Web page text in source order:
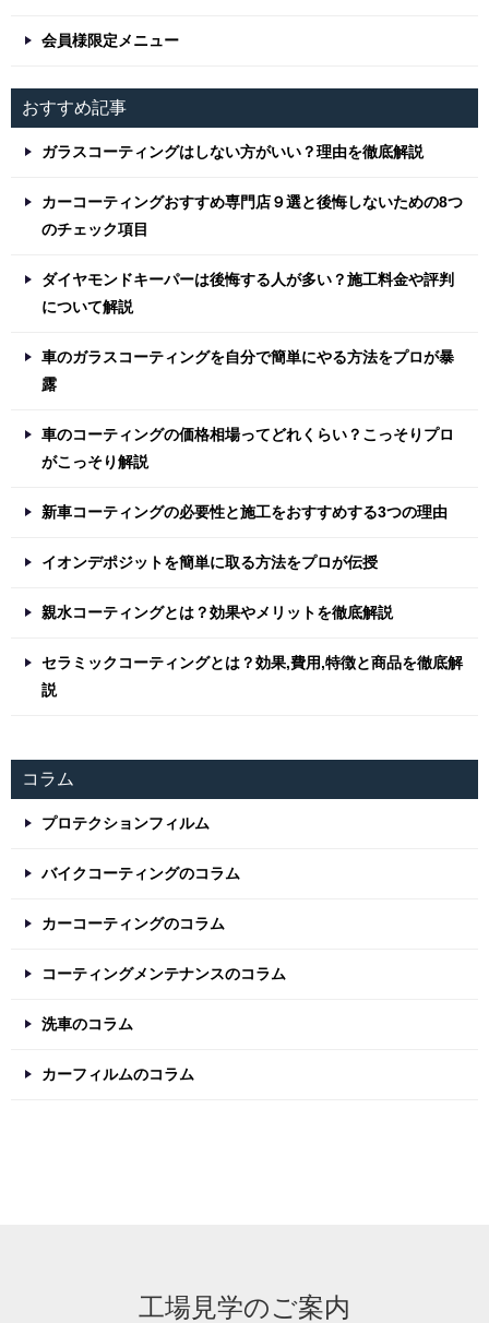
会員様限定メニュー
おすすめ記事
ガラスコーティングはしない方がいい？理由を徹底解説
カーコーティングおすすめ専門店９選と後悔しないための8つ
のチェック項目
ダイヤモンドキーパーは後悔する人が多い？施工料金や評判
について解説
車のガラスコーティングを自分で簡単にやる方法をプロが暴
露
車のコーティングの価格相場ってどれくらい？こっそりプロ
がこっそり解説
新車コーティングの必要性と施工をおすすめする3つの理由
イオンデポジットを簡単に取る方法をプロが伝授
親水コーティングとは？効果やメリットを徹底解説
セラミックコーティングとは？効果,費用,特徴と商品を徹底解
説
コラム
プロテクションフィルム
バイクコーティングのコラム
カーコーティングのコラム
コーティングメンテナンスのコラム
洗車のコラム
カーフィルムのコラム
工場見学のご案内